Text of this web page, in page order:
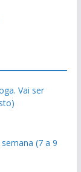
Vai ser
(7 a 9